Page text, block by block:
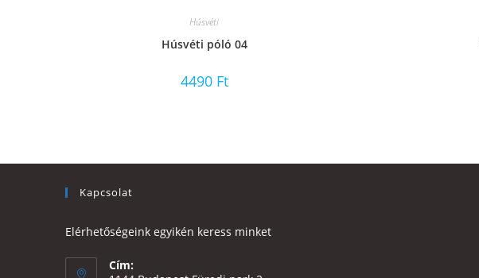
Húsvéti
Húsvéti póló 04
4490 Ft
Kapcsolat
Elérhetőségeink egyikén keress minket
Cím: